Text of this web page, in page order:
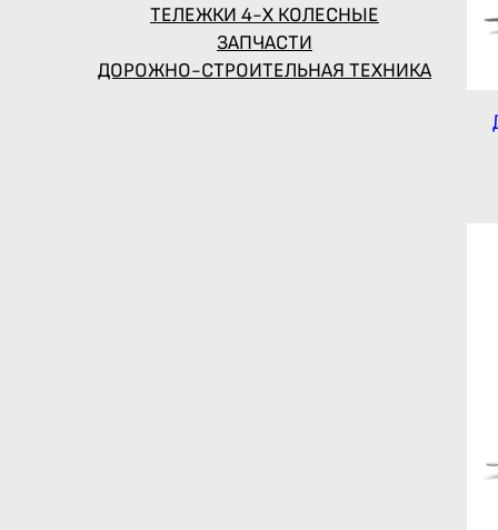
ТЕЛЕЖКИ 4-Х КОЛЕСНЫЕ
ЗАПЧАСТИ
ДОРОЖНО-СТРОИТЕЛЬНАЯ ТЕХНИКА